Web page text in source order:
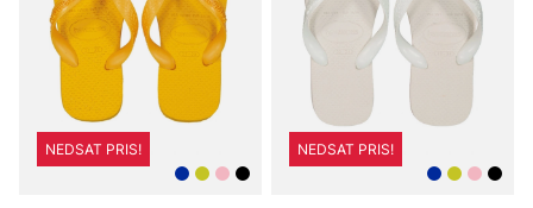
NEDSAT PRIS! NEDSAT PRIS!